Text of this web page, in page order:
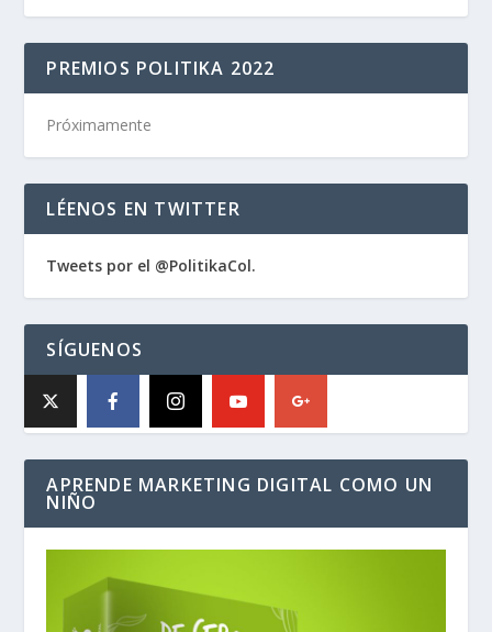
PREMIOS POLITIKA 2022
Próximamente
LÉENOS EN TWITTER
Tweets por el @PolitikaCol.
SÍGUENOS
APRENDE MARKETING DIGITAL COMO UN
NIÑO